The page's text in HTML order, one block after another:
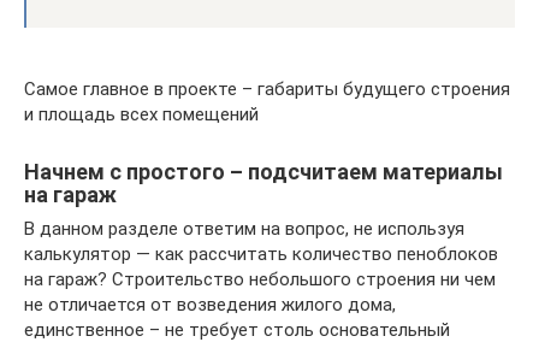
Самое главное в проекте – габариты будущего строения
и площадь всех помещений
Начнем с простого – подсчитаем материалы
на гараж
В данном разделе ответим на вопрос, не используя
калькулятор — как рассчитать количество пеноблоков
на гараж? Строительство небольшого строения ни чем
не отличается от возведения жилого дома,
единственное – не требует столь основательный